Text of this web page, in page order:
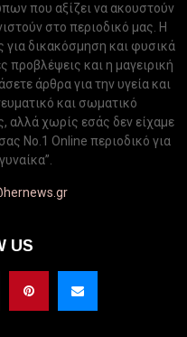
που αξίζει να ακουστούν
στο περιοδικό μας. Η
για δικακόσμηση και φυσικά
προβλέψεις και η μαγειρική
άρθρα για την υγεία και
και σωματικό
αλλά χωρίς εσάς δεν είχαμε
Νo.1 Online περιοδικό για
US